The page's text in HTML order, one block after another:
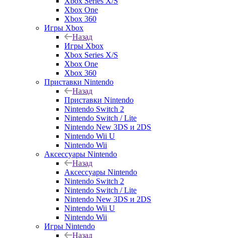
Xbox One
Xbox 360
Игры Xbox
Назад
Игры Xbox
Xbox Series X/S
Xbox One
Xbox 360
Приставки Nintendo
Назад
Приставки Nintendo
Nintendo Switch 2
Nintendo Switch / Lite
Nintendo New 3DS и 2DS
Nintendo Wii U
Nintendo Wii
Аксессуары Nintendo
Назад
Аксессуары Nintendo
Nintendo Switch 2
Nintendo Switch / Lite
Nintendo New 3DS и 2DS
Nintendo Wii U
Nintendo Wii
Игры Nintendo
Назад